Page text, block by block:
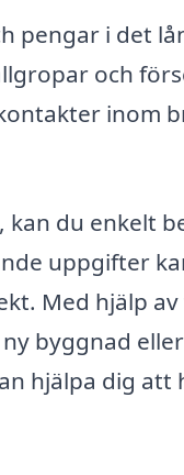
pengar i det
och
inom
kan du enkelt
uppgifter
Med hjälp
byggnad
hjälpa dig att